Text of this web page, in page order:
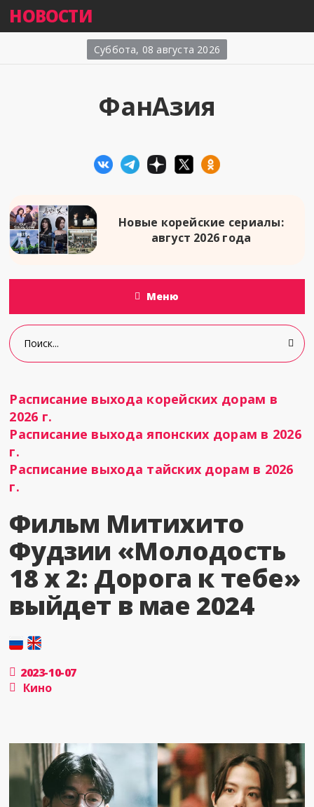
НОВОСТИ
Суббота, 08 августа 2026
ФанАзия
Новые корейские сериалы:
август 2026 года
Меню
Расписание выхода корейских дорам в
2026 г.
Расписание выхода японских дорам в 2026
г.
Расписание выхода тайских дорам в 2026
г.
Фильм Митихито
Фудзии «Молодость
18 x 2: Дорога к тебе»
выйдет в мае 2024
2023-10-07
Кино